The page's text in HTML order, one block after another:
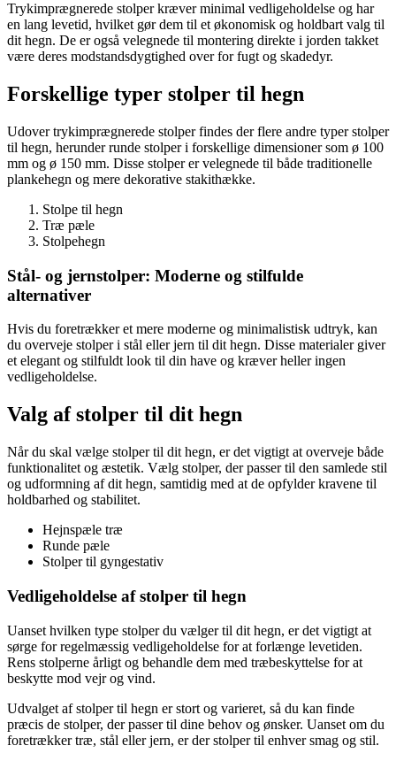
Trykimprægnerede stolper kræver minimal vedligeholdelse og har
en lang levetid, hvilket gør dem til et økonomisk og holdbart valg til
dit hegn. De er også velegnede til montering direkte i jorden takket
være deres modstandsdygtighed over for fugt og skadedyr.
Forskellige typer stolper til hegn
Udover trykimprægnerede stolper findes der flere andre typer stolper
til hegn, herunder runde stolper i forskellige dimensioner som ø 100
mm og ø 150 mm. Disse stolper er velegnede til både traditionelle
plankehegn og mere dekorative stakithække.
Stolpe til hegn
Træ pæle
Stolpehegn
Stål- og jernstolper: Moderne og stilfulde
alternativer
Hvis du foretrækker et mere moderne og minimalistisk udtryk, kan
du overveje stolper i stål eller jern til dit hegn. Disse materialer giver
et elegant og stilfuldt look til din have og kræver heller ingen
vedligeholdelse.
Valg af stolper til dit hegn
Når du skal vælge stolper til dit hegn, er det vigtigt at overveje både
funktionalitet og æstetik. Vælg stolper, der passer til den samlede stil
og udformning af dit hegn, samtidig med at de opfylder kravene til
holdbarhed og stabilitet.
Hejnspæle træ
Runde pæle
Stolper til gyngestativ
Vedligeholdelse af stolper til hegn
Uanset hvilken type stolper du vælger til dit hegn, er det vigtigt at
sørge for regelmæssig vedligeholdelse for at forlænge levetiden.
Rens stolperne årligt og behandle dem med træbeskyttelse for at
beskytte mod vejr og vind.
Udvalget af stolper til hegn er stort og varieret, så du kan finde
præcis de stolper, der passer til dine behov og ønsker. Uanset om du
foretrækker træ, stål eller jern, er der stolper til enhver smag og stil.